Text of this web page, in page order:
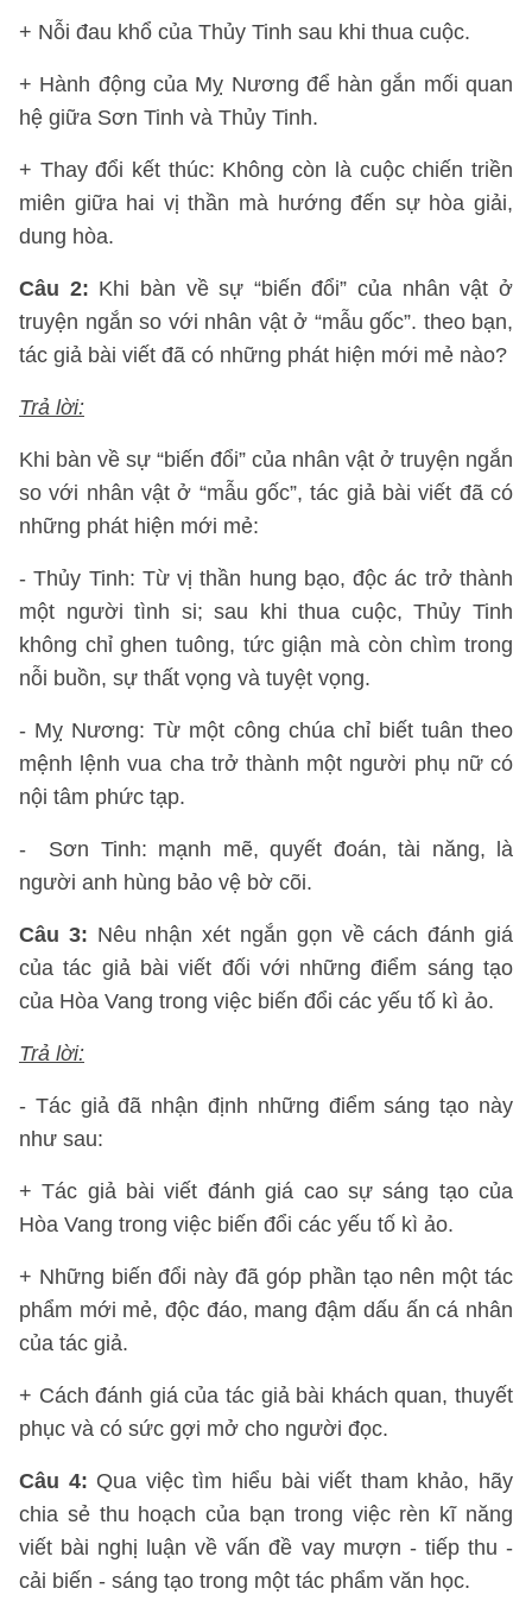
+ Nỗi đau khổ của Thủy Tinh sau khi thua cuộc.
+ Hành động của Mỵ Nương để hàn gắn mối quan
hệ giữa Sơn Tinh và Thủy Tinh.
+ Thay đổi kết thúc: Không còn là cuộc chiến triền
miên giữa hai vị thần mà hướng đến sự hòa giải,
dung hòa.
Câu 2: Khi bàn về sự “biến đổi” của nhân vật ở
truyện ngắn so với nhân vật ở “mẫu gốc”. theo bạn,
tác giả bài viết đã có những phát hiện mới mẻ nào?
Trả lời:
Khi bàn về sự “biến đổi” của nhân vật ở truyện ngắn
so với nhân vật ở “mẫu gốc”, tác giả bài viết đã có
những phát hiện mới mẻ:
- Thủy Tinh: Từ vị thần hung bạo, độc ác trở thành
một người tình si; sau khi thua cuộc, Thủy Tinh
không chỉ ghen tuông, tức giận mà còn chìm trong
nỗi buồn, sự thất vọng và tuyệt vọng.
- Mỵ Nương: Từ một công chúa chỉ biết tuân theo
mệnh lệnh vua cha trở thành một người phụ nữ có
nội tâm phức tạp.
- Sơn Tinh: mạnh mẽ, quyết đoán, tài năng, là
người anh hùng bảo vệ bờ cõi.
Câu 3: Nêu nhận xét ngắn gọn về cách đánh giá
của tác giả bài viết đối với những điểm sáng tạo
của Hòa Vang trong việc biến đổi các yếu tố kì ảo.
Trả lời:
- Tác giả đã nhận định những điểm sáng tạo này
như sau:
+ Tác giả bài viết đánh giá cao sự sáng tạo của
Hòa Vang trong việc biến đổi các yếu tố kì ảo.
+ Những biến đổi này đã góp phần tạo nên một tác
phẩm mới mẻ, độc đáo, mang đậm dấu ấn cá nhân
của tác giả.
+ Cách đánh giá của tác giả bài khách quan, thuyết
phục và có sức gợi mở cho người đọc.
Câu 4: Qua việc tìm hiểu bài viết tham khảo, hãy
chia sẻ thu hoạch của bạn trong việc rèn kĩ năng
viết bài nghị luận về vấn đề vay mượn - tiếp thu -
cải biến - sáng tạo trong một tác phẩm văn học.